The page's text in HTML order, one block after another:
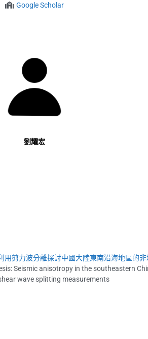
Google Scholar
劉耀宏
用剪力波分離探討中國大陸東南沿海地區的
Seismic anisotropy in the southeastern
wave splitting measurements